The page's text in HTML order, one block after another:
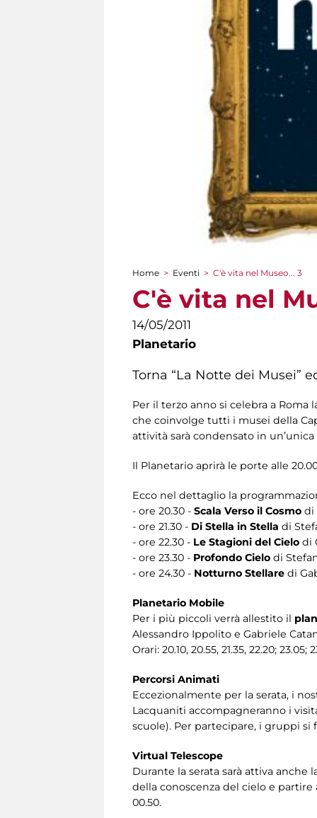
Tu sei qui
Home > Eventi > C'è vita nel Museo... 3
C'è vita nel
14/05/2011
Planetario
Torna “La Notte dei Musei”
Per il terzo anno si celebra a Roma
che coinvolge tutti i musei della
attività sarà condensato in
Il Planetario aprirà le porte alle
Ecco nel dettaglio la
- ore 20.30 - Scala Verso il Cosmo di
- ore 21.30 - Di Stella in Stella di
- ore 22.30 - Le Stagioni del Cielo di
- ore 23.30 - Profondo Cielo di
- ore 24.30 - Notturno Stellare di
Planetario Mobile
Per i più piccoli verrà allestito il
Alessandro Ippolito e Gabriele
Orari: 20.10, 20.55, 21.35, 22.20; 23.05;
Percorsi Animati
Eccezionalmente per la serata, i
Lacquaniti accompagneranno i
scuole). Per partecipare, i gruppi si
Virtual Telescope
Durante la serata sarà attiva anche
della conoscenza del cielo e partire
00.50.